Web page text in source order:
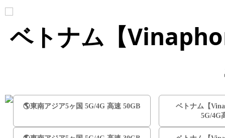
ベトナム【
🌎️東南アジア5ヶ国 5G/4G 高速 50GB
ベトナム【
5G/4G